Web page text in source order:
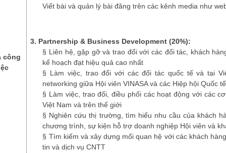
công
Viết bài và quản lý bài đăng trên các kênh media như
3. Partnership & Business Development (20%):
§ Liên hệ, gặp gỡ và trao đổi với các đối tác, khách
kế hoạch đạt hiệu quả cao nhất
§ Làm việc, trao đổi với các đối tác quốc tế và tại
networking giữa Hội viên VINASA và các Hiệp hội Quốc tế
§ Làm việc, trao đổi, điều phối các hoạt động với các
Việt Nam và trên thế giới
§ Nghiên cứu thị trường, tìm hiểu nhu cầu của khách
chương trình, sự kiện hỗ trợ doanh nghiệp Hội viên và
§ Tìm kiếm và xây dựng mối quan hệ với các khách
tin và dịch vụ CNTT